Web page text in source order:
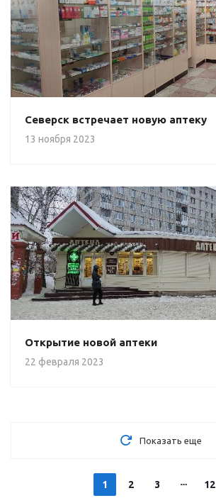
Северск встречает новую аптеку
13 ноября 2023
Открытие новой аптеки
22 февраля 2023
Показать еще
1 2 3 12